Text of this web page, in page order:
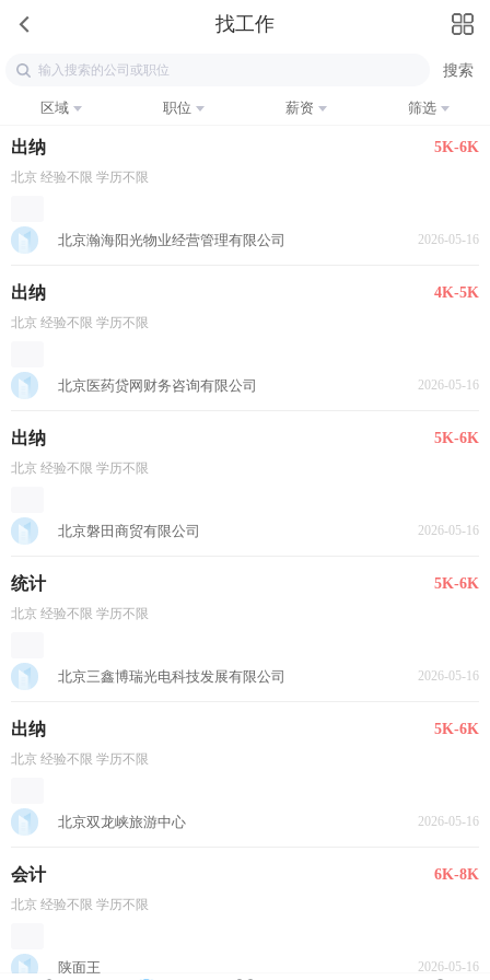
找工作
区域 职位 薪资 筛选
出纳 5K-6K
北京 经验不限 学历不限
北京瀚海阳光物业经营管理有限公司 2026-05-16
出纳 4K-5K
北京 经验不限 学历不限
北京医药贷网财务咨询有限公司 2026-05-16
出纳 5K-6K
北京 经验不限 学历不限
北京磐田商贸有限公司 2026-05-16
统计 5K-6K
北京 经验不限 学历不限
北京三鑫博瑞光电科技发展有限公司 2026-05-16
出纳 5K-6K
北京 经验不限 学历不限
北京双龙峡旅游中心 2026-05-16
会计 6K-8K
北京 经验不限 学历不限
陕面王 2026-05-16